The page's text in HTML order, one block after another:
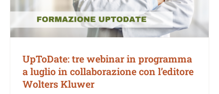
UpToDate: tre webinar in programma
a luglio in collaborazione con l’editore
Wolters Kluwer